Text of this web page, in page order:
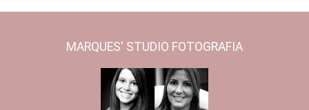
MARQUES' STUDIO FOTOGRAFIA